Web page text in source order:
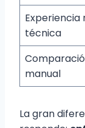
Experiencia
técnica
manual
La gran